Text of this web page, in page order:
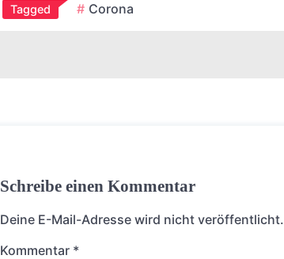
Tagged Corona
Schreibe einen Kommentar
Deine E-Mail-Adresse wird nicht veröffentlicht.
Kommentar *